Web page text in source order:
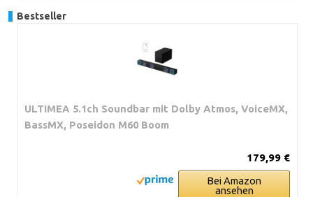
Bestseller
ULTIMEA 5.1ch Soundbar mit Dolby Atmos, VoiceMX,
BassMX, Poseidon M60 Boom
179,99 €
Bei Amazon
ansehen